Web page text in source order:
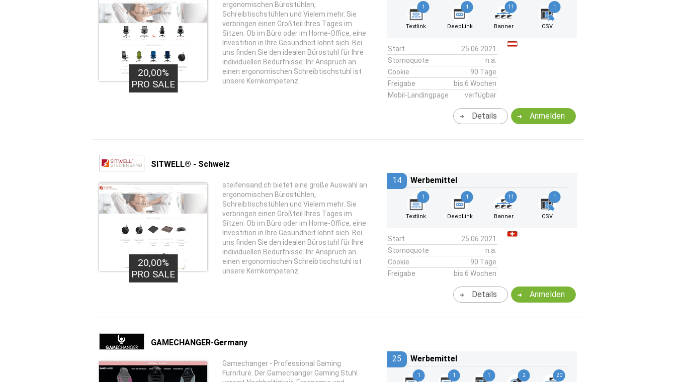
20,00%
PRO SALE
ergonomischen Bürostühlen,
Schreibtischstühlen und Vielem mehr. Sie
verbringen einen Großteil Ihres Tages im
Sitzen. Ob im Büro oder im Home-Office, eine
Investition in Ihre Gesundheit lohnt sich. Bei
uns finden Sie den idealen Bürostuhl für Ihre
individuellen Bedürfnisse. Ihr Anspruch an
einen ergonomischen Schreibtischstuhl ist
unsere Kernkompetenz.
1
Textlink
1
DeepLink
11
Banner
1
CSV
Start
25.06.2021
Stornoquote
n.a.
Cookie
90 Tage
Freigabe
bis 6 Wochen
Mobil-Landingpage
verfügbar
Anmelden
Details
SITWELL® - Schweiz
20,00%
PRO SALE
steifensand.ch bietet eine große Auswahl an
ergonomischen Bürostühlen,
Schreibtischstühlen und Vielem mehr. Sie
verbringen einen Großteil Ihres Tages im
Sitzen. Ob im Büro oder im Home-Office, eine
Investition in Ihre Gesundheit lohnt sich. Bei
uns finden Sie den idealen Bürostuhl für Ihre
individuellen Bedürfnisse. Ihr Anspruch an
einen ergonomischen Schreibtischstuhl ist
unsere Kernkompetenz.
14 Werbemittel
1
Textlink
1
DeepLink
11
Banner
1
CSV
Start
25.06.2021
Stornoquote
n.a.
Cookie
90 Tage
Freigabe
bis 6 Wochen
Anmelden
Details
GAMECHANGER-Germany
Gamechanger - Professional Gaming
Furniture. Der Gamechanger Gaming Stuhl
25 Werbemittel
1 1 1 2 20